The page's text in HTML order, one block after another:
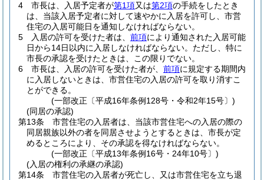
4
市長は、入居予定者が第1項又は第2項の手続をしたとき
は、当該入居予定者に対して速やかに入居を許可し、市営
住宅の入居可能日を通知しなければならない。
5
入居の許可を受けた者は、 前項により通知された入居可能
日から14日以内に入居しなければならない。 ただし、特に
市長の承認を受けたときは、この限りでない。
6
市長は、入居の許可を受けた者が、 前項に規定する期間内
に入居しないときは、市営住宅の入居の許可を取り消すこ
とができる。
(一部改正〔平成16年条例128号・令和2年15号〕)
(同居の承認)
第13条
市営住宅の入居者は、当該市営住宅への入居の際の
同居親族以外の者を同居させようとするときは、市長が定
めるところにより、その承認を得なければならない。
(一部改正〔平成13年条例16号・24年10号〕)
(入居の権利の承継の承認)
第14条
市営住宅の入居者が死亡し、又は市営住宅を立ち退